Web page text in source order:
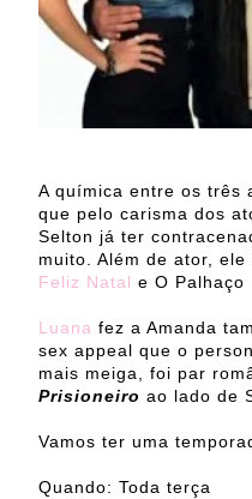
A química entre os três
que pelo carisma dos
Selton já ter
muito. Além de ator,
Feliz Natal e O Palhaço
Luana fez a Amanda
sex appeal que o
mais meiga, foi par
Prisioneiro ao lado de
Vamos ter uma
Quando: Toda terça